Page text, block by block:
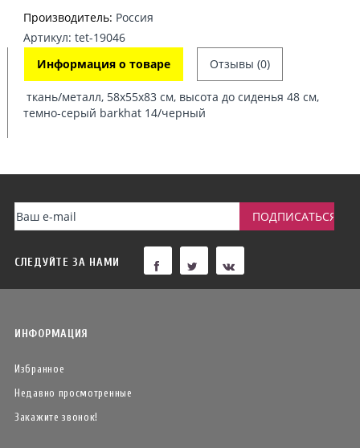
Производитель: Россия
Артикул: tet-19046
Информация о товаре
Отзывы (0)
ткань/металл, 58х55х83 см, высота до сиденья 48 см,
темно-серый barkhat 14/черный
СЛЕДУЙТЕ ЗА НАМИ
ИНФОРМАЦИЯ
Избранное
Недавно просмотренные
Закажите звонок!